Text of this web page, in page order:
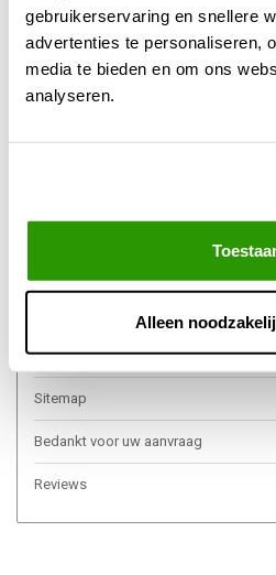
gebruikerservaring en snellere
advertenties te personaliseren,
media te bieden en om ons
analyseren.
Alleen
Offerte aanvragen
Verzendkosten
Afhalen
Retourneren
Algemene voorwaarden
Privacy Policy
Sitemap
Bedankt voor uw aanvraag
Reviews